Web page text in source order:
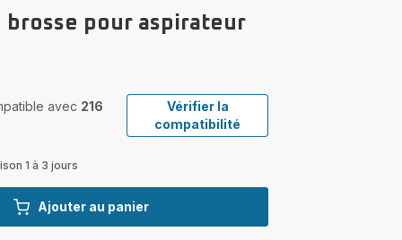
pour aspirateur
avec 216
Vérifier la
compatibilité
1 à 3 jours
Ajouter au panier